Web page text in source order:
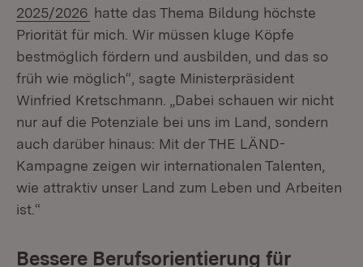
2025/2026 (Öffnet in neuem Fenster)
hatte das Thema Bildung höchste
Priorität für mich. Wir müssen kluge Köpfe
bestmöglich fördern und ausbilden, und das so
früh wie möglich“, sagte Ministerpräsident
Winfried Kretschmann. „Dabei schauen wir nicht
nur auf die Potenziale bei uns im Land, sondern
auch darüber hinaus: Mit der THE LÄND-
Kampagne zeigen wir internationalen Talenten,
wie attraktiv unser Land zum Leben und Arbeiten
ist.“
Bessere Berufsorientierung für